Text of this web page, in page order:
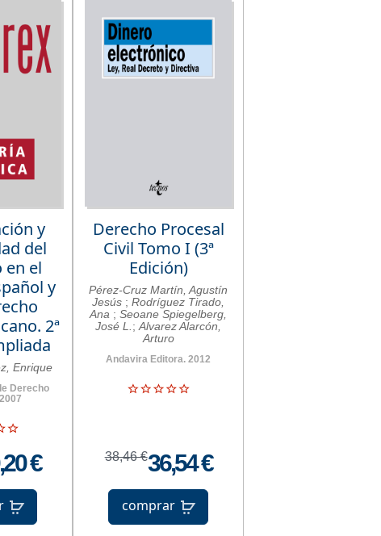
y
del
en el
y
2ª
Enrique
Derecho
€
Derecho Procesal
Civil Tomo I (3ª
Edición)
Pérez-Cruz Martín, Agustín
Jesús ;Rodríguez Tirado,
Ana ;Seoane Spiegelberg,
José L. ;Alvarez Alarcón,
Arturo
Andavira Editora. 2012
38,46 €36,54 €
comprar